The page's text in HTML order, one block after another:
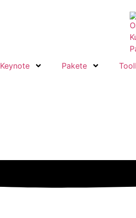
Keynote Pakete